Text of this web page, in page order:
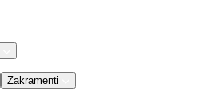
Zakramenti